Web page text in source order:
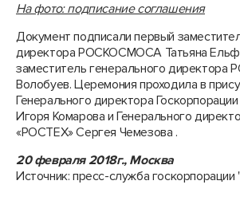
На фото: подписание соглашения
Документ подписали первый
директора РОСКОСМОСА Татьяна
заместитель генерального директора
Волобуев. Церемония проходила в
Генерального директора
Игоря Комарова и Генерального
«РОСТЕХ» Сергея Чемезова .
20 февраля 2018г., Москва
Источник: пресс-служба госкорпорации "